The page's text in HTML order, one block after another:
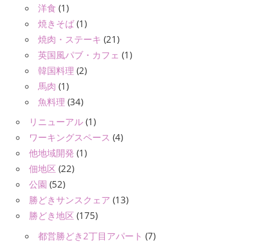
洋食 (1)
焼きそば (1)
焼肉・ステーキ (21)
英国風パブ・カフェ (1)
韓国料理 (2)
馬肉 (1)
魚料理 (34)
リニューアル (1)
ワーキングスペース (4)
他地域開発 (1)
佃地区 (22)
公園 (52)
勝どきサンスクェア (13)
勝どき地区 (175)
都営勝どき2丁目アパート (7)